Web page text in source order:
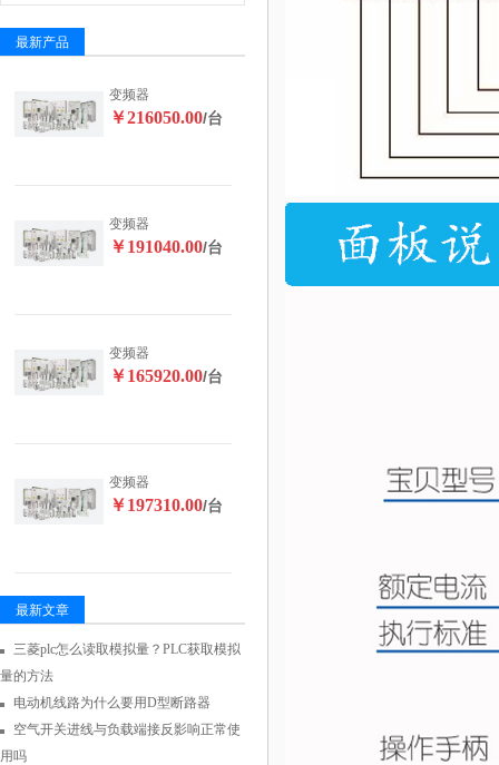
最新产品
变频器
￥216050.00/台
变频器
￥191040.00/台
变频器
￥165920.00/台
变频器
￥197310.00/台
最新文章
三菱plc怎么读取模拟量？PLC获取模拟
量的方法
电动机线路为什么要用D型断路器
空气开关进线与负载端接反影响正常使
用吗